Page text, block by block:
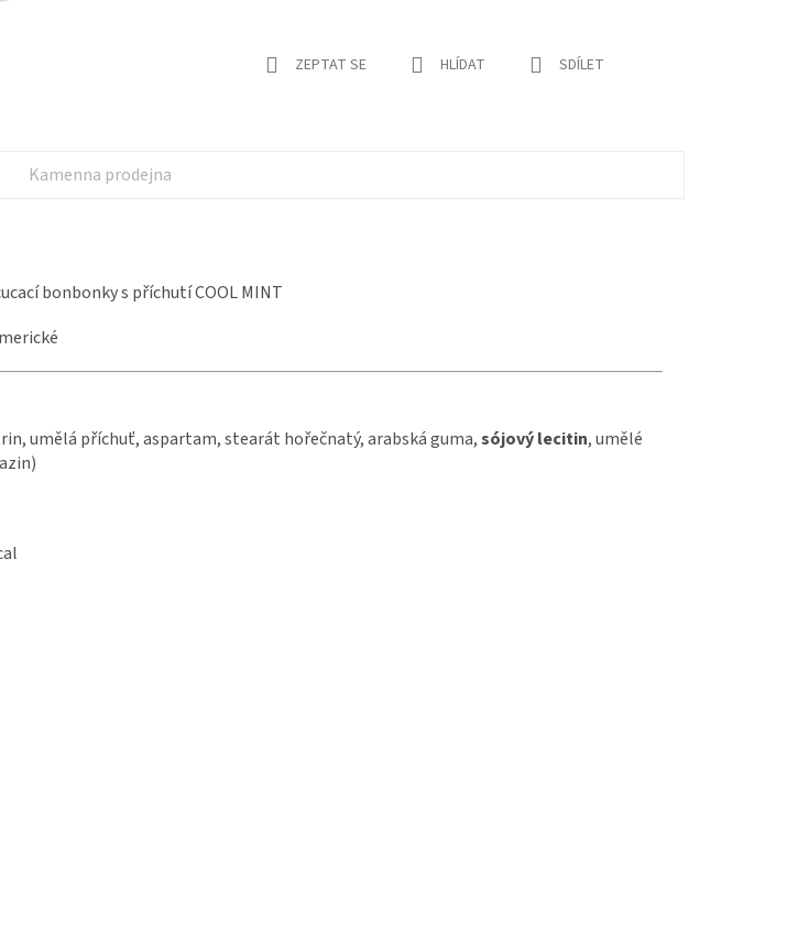
ZEPTAT SE HLÍDAT SDÍLET
Kamenna prodejna
bonbonky s příchutí COOL MINT
umělá příchuť, aspartam, stearát hořečnatý, arabská guma,sójový lecitin, umělé